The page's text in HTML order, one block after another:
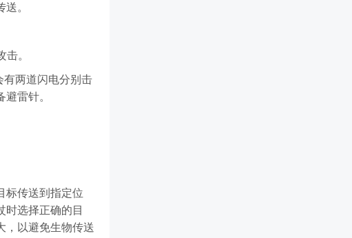
。
。
有两道闪电分别击
雷针。
标传送到指定位
时选择正确的目
，以避免生物传送